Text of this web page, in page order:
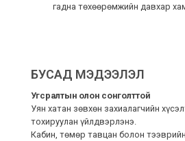
гадна төхөөрөмжийн давхар
БУСАД МЭДЭЭЛЭЛ
Угсралтын олон сонголттой
Уян хатан зөвхөн захиалагчийн
тохируулан үйлдвэрлэнэ.
Кабин, төмөр тавцан болон